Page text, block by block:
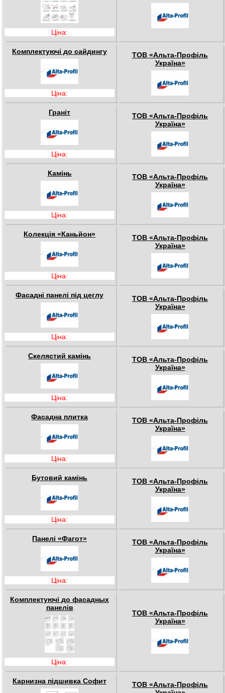
Ціна:
Комплектуючі до сайдингу
Ціна:
ТОВ «Альта-Профіль
Україна»
Граніт
Ціна:
ТОВ «Альта-Профіль
Україна»
Камінь
Ціна:
ТОВ «Альта-Профіль
Україна»
Колекція «Каньйон»
Ціна:
ТОВ «Альта-Профіль
Україна»
Фасадні панелі під цеглу
Ціна:
ТОВ «Альта-Профіль
Україна»
Скелястий камінь
Ціна:
ТОВ «Альта-Профіль
Україна»
Фасадна плитка
Ціна:
ТОВ «Альта-Профіль
Україна»
Бутовий камінь
Ціна:
ТОВ «Альта-Профіль
Україна»
Панелі «Фагот»
Ціна:
ТОВ «Альта-Профіль
Україна»
Комплектуючі до фасадных
панелів
Ціна:
ТОВ «Альта-Профіль
Україна»
Карнизна підшивка Софит
ТОВ «Альта-Профіль